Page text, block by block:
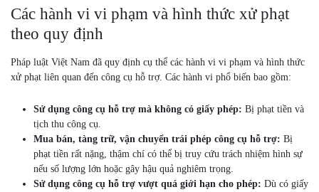
Các hành vi vi phạm và hình thức xử phạt
theo quy định
Pháp luật Việt Nam đã quy định cụ thể các hành vi vi phạm và hình thức
xử phạt liên quan đến công cụ hỗ trợ. Các hành vi phổ biến bao gồm:
Sử dụng công cụ hỗ trợ mà không có giấy phép: Bị phạt tiền và
tịch thu công cụ.
Mua bán, tàng trữ, vận chuyển trái phép công cụ hỗ trợ: Bị
phạt tiền rất nặng, thậm chí có thể bị truy cứu trách nhiệm hình sự
nếu số lượng lớn hoặc gây hậu quả nghiêm trọng.
Sử dụng công cụ hỗ trợ vượt quá giới hạn cho phép: Dù có giấy